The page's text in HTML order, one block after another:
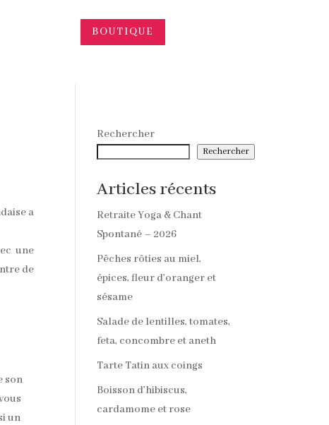
BOUTIQUE
a
une
de
son
un
Rechercher
Rechercher
Articles récents
Retraite Yoga & Chant
Spontané – 2026
Pêches rôties au miel,
épices, fleur d’oranger et
sésame
Salade de lentilles, tomates,
feta, concombre et aneth
Tarte Tatin aux coings
Boisson d’hibiscus,
cardamome et rose